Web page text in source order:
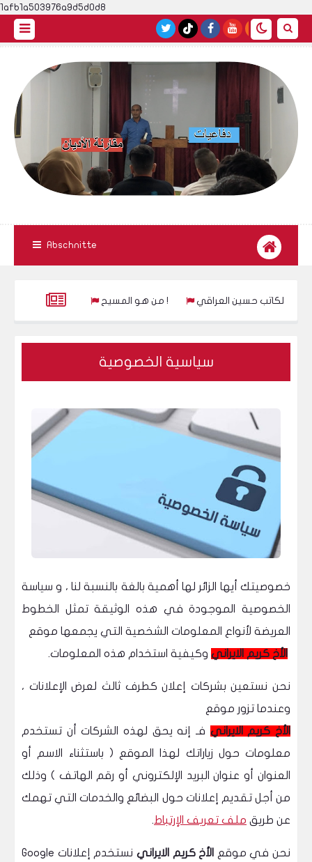
1afb1a503976a9d5d0d8
Abschnitte
من هو المسيح ! الزهراء للكاتب حسين العراقي
( مشاجرة مع بنت تركيه حول الحجاب ! ) و الشرطة تلقي القبض عليه
سياسية الخصوصية
خصوصيتك أيها الزائر لها أهمية بالغة بالنسبة لنا ، و سياسة
الخصوصية الموجودة في هذه الوثيقة تمثل الخطوط
العريضة لأنواع المعلومات الشخصية التي يجمعها موقع
الأخ كريم الايراني وكيفية استخدام هذه المعلومات.
نحن نستعين بشركات إعلان كطرف ثالث لعرض الإعلانات ،
وعندما تزور موقع
الأخ كريم الايراني فـ إنه يحق لهذه الشركات أن تستخدم
معلومات حول زياراتك لهذا الموقع ( باستثناء الاسم أو
العنوان أو عنوان البريد الإلكتروني أو رقم الهاتف ) وذلك
من أجل تقديم إعلانات حول البضائع والخدمات التي تهمك
عن طريق ملف تعريف الإرتباط.
نحن في موقع الأخ كريم الايراني
نستخدم إعلانات Google